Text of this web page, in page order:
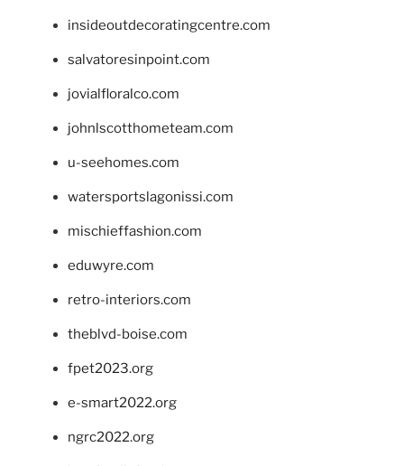
insideoutdecoratingcentre.com
salvatoresinpoint.com
jovialfloralco.com
johnlscotthometeam.com
u-seehomes.com
watersportslagonissi.com
mischieffashion.com
eduwyre.com
retro-interiors.com
theblvd-boise.com
fpet2023.org
e-smart2022.org
ngrc2022.org